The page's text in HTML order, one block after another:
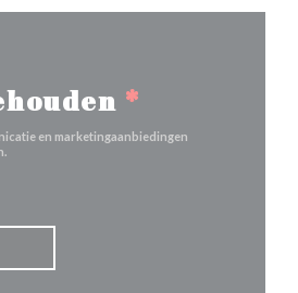
*
en marketingaanbiedingen